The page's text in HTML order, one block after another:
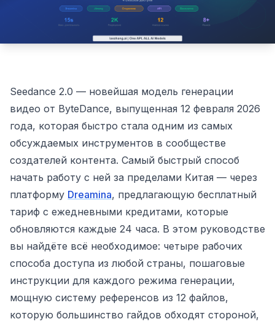
Seedance 2.0 — новейшая модель генерации
видео от ByteDance, выпущенная 12 февраля 2026
года, которая быстро стала одним из самых
обсуждаемых инструментов в сообществе
создателей контента. Самый быстрый способ
начать работу с ней за пределами Китая — через
платформу Dreamina, предлагающую бесплатный
тариф с ежедневными кредитами, которые
обновляются каждые 24 часа. В этом руководстве
вы найдёте всё необходимое: четыре рабочих
способа доступа из любой страны, пошаговые
инструкции для каждого режима генерации,
мощную систему референсов из 12 файлов,
которую большинство гайдов обходят стороной,